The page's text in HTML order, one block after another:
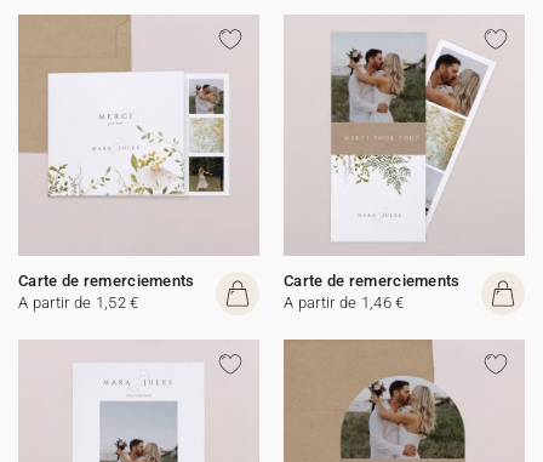
Carte de remerciements
A partir de 1,52 €
Carte de remerciements
A partir de 1,46 €